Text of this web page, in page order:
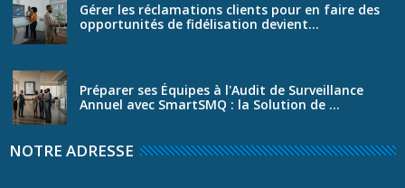
Gérer les réclamations clients pour en faire des
opportunités de fidélisation devient...
Préparer ses Équipes à l'Audit de Surveillance
Annuel avec SmartSMQ : la Solution de ...
NOTRE ADRESSE